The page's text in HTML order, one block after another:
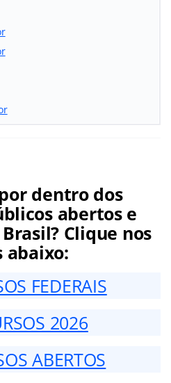
dentro dos
abertos e
Clique nos
abaixo:
FEDERAIS
2026
ABERTOS